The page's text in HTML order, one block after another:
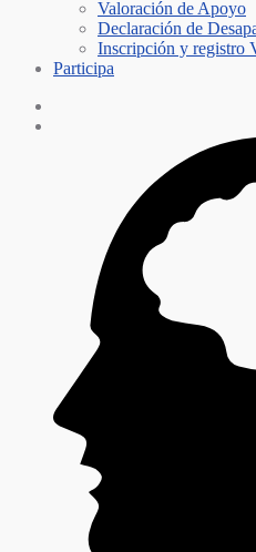
Valoración de Apoyo
Declaración de
Inscripción y registro
Participa